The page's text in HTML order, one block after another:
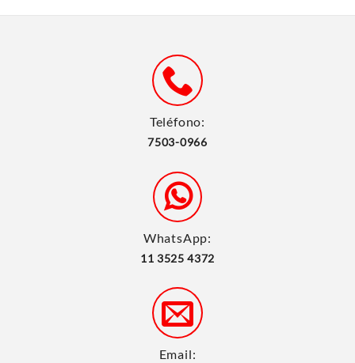
Teléfono:
7503-0966
WhatsApp:
11 3525 4372
Email: